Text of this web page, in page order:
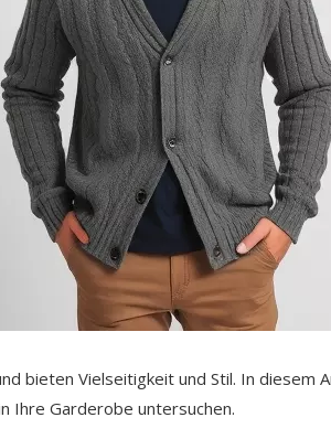
bieten Vielseitigkeit und Stil. In diesem
Ihre Garderobe untersuchen.